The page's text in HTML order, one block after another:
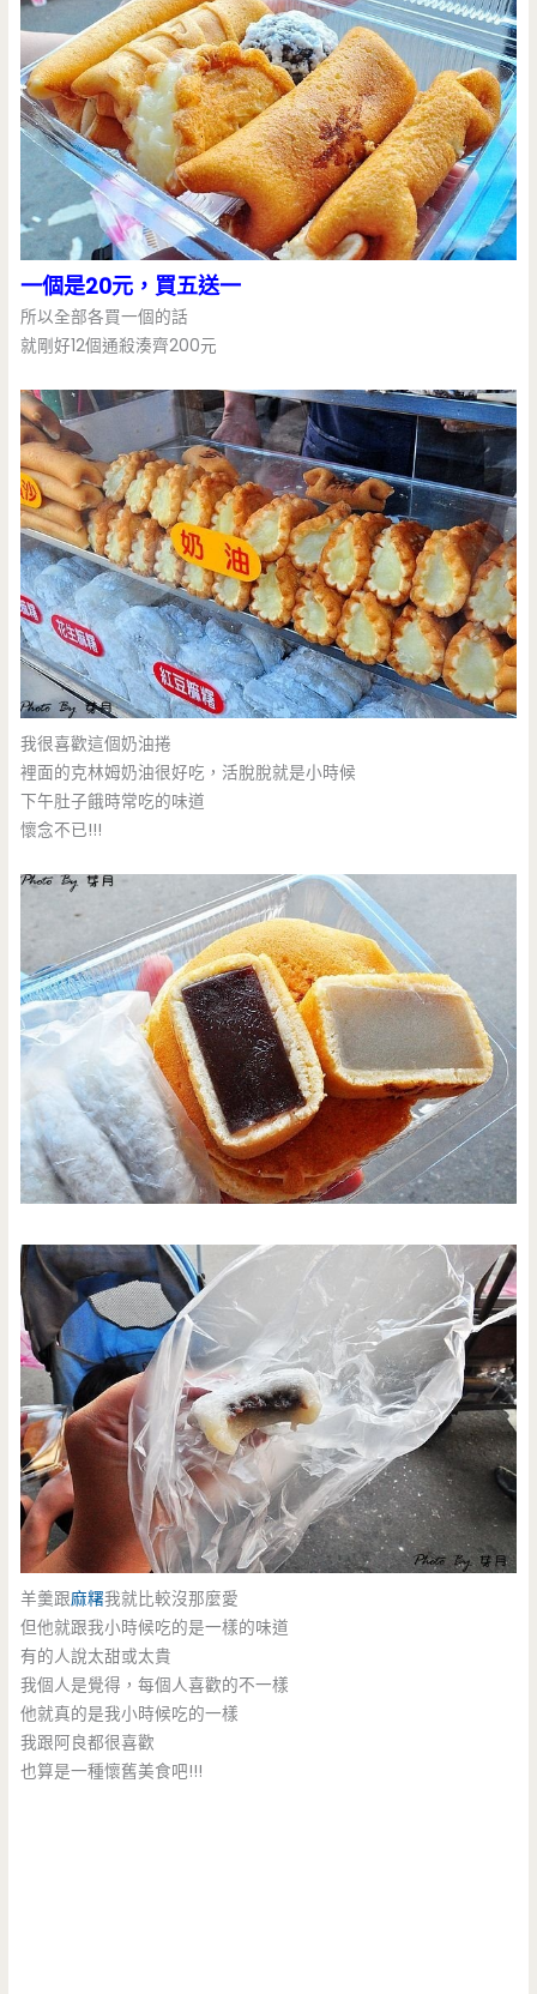
一個是20元，買五送一
所以全部各買一個的話
就剛好12個通殺湊齊200元
我很喜歡這個奶油捲
裡面的克林姆奶油很好吃，活脫脫就是小時候
下午肚子餓時常吃的味道
懷念不已!!!
羊羹跟麻糬我就比較沒那麼愛
但他就跟我小時候吃的是一樣的味道
有的人說太甜或太貴
我個人是覺得，每個人喜歡的不一樣
他就真的是我小時候吃的一樣
我跟阿良都很喜歡
也算是一種懷舊美食吧!!!